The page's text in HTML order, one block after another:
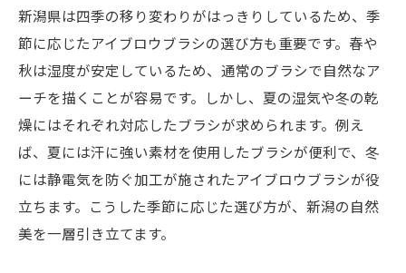
風景にマッチする色や材質の選び方
新潟の景色を意識したブラシ選びのコツ
自然美を引き立てるブラシ素材の特徴
地域の特性を考慮したブラシの選択
風景に溶け込むためのブラシ選びのヒント
地域の美を引き出す新潟流アイブロウのテクニ
ック
新潟県は四季の移り変わりがはっきりしているため、季
節に応じたアイブロウブラシの選び方も重要です。春や
秋は湿度が安定しているため、通常のブラシで自然なア
ーチを描くことが容易です。しかし、夏の湿気や冬の乾
燥にはそれぞれ対応したブラシが求められます。例え
ば、夏には汗に強い素材を使用したブラシが便利で、冬
には静電気を防ぐ加工が施されたアイブロウブラシが役
立ちます。こうした季節に応じた選び方が、新潟の自然
美を一層引き立てます。